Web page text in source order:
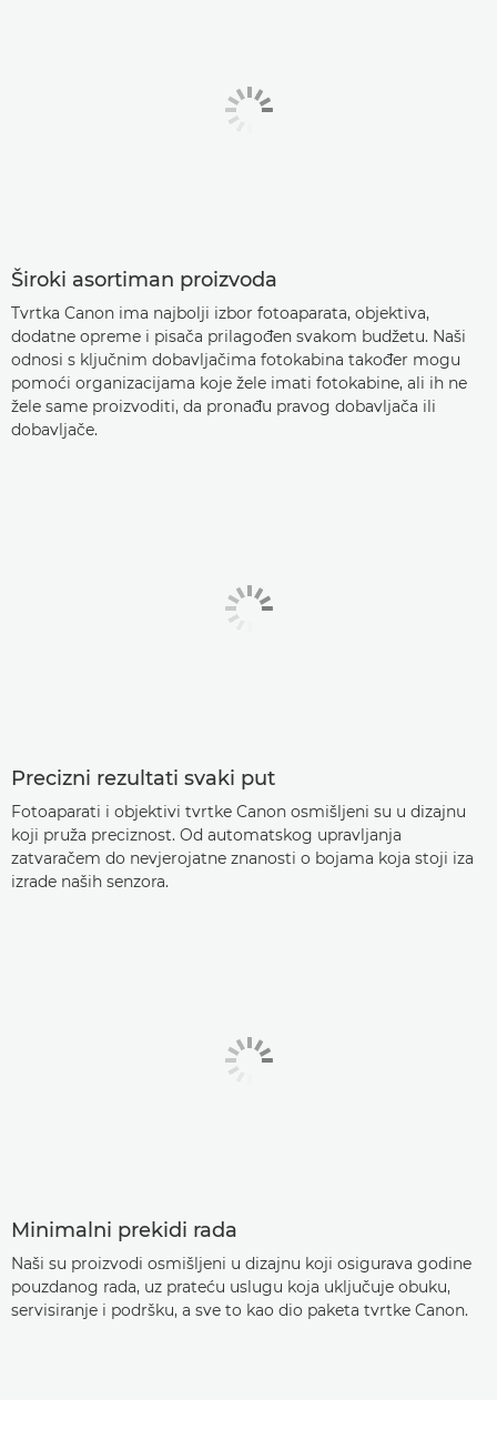
Široki asortiman proizvoda
Tvrtka Canon ima najbolji izbor fotoaparata, objektiva,
dodatne opreme i pisača prilagođen svakom budžetu. Naši
odnosi s ključnim dobavljačima fotokabina također mogu
pomoći organizacijama koje žele imati fotokabine, ali ih ne
žele same proizvoditi, da pronađu pravog dobavljača ili
dobavljače.
Precizni rezultati svaki put
Fotoaparati i objektivi tvrtke Canon osmišljeni su u dizajnu
koji pruža preciznost. Od automatskog upravljanja
zatvaračem do nevjerojatne znanosti o bojama koja stoji iza
izrade naših senzora.
Minimalni prekidi rada
Naši su proizvodi osmišljeni u dizajnu koji osigurava godine
pouzdanog rada, uz prateću uslugu koja uključuje obuku,
servisiranje i podršku, a sve to kao dio paketa tvrtke Canon.